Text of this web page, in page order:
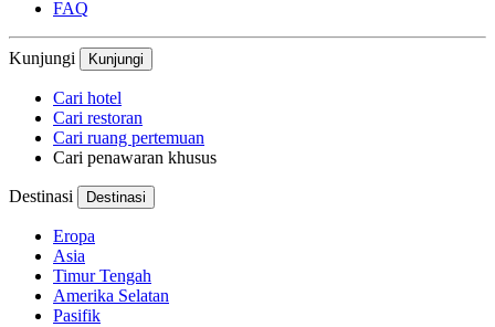
FAQ
Kunjungi Kunjungi
Cari hotel
Cari restoran
Cari ruang pertemuan
Cari penawaran khusus
Destinasi Destinasi
Eropa
Asia
Timur Tengah
Amerika Selatan
Pasifik